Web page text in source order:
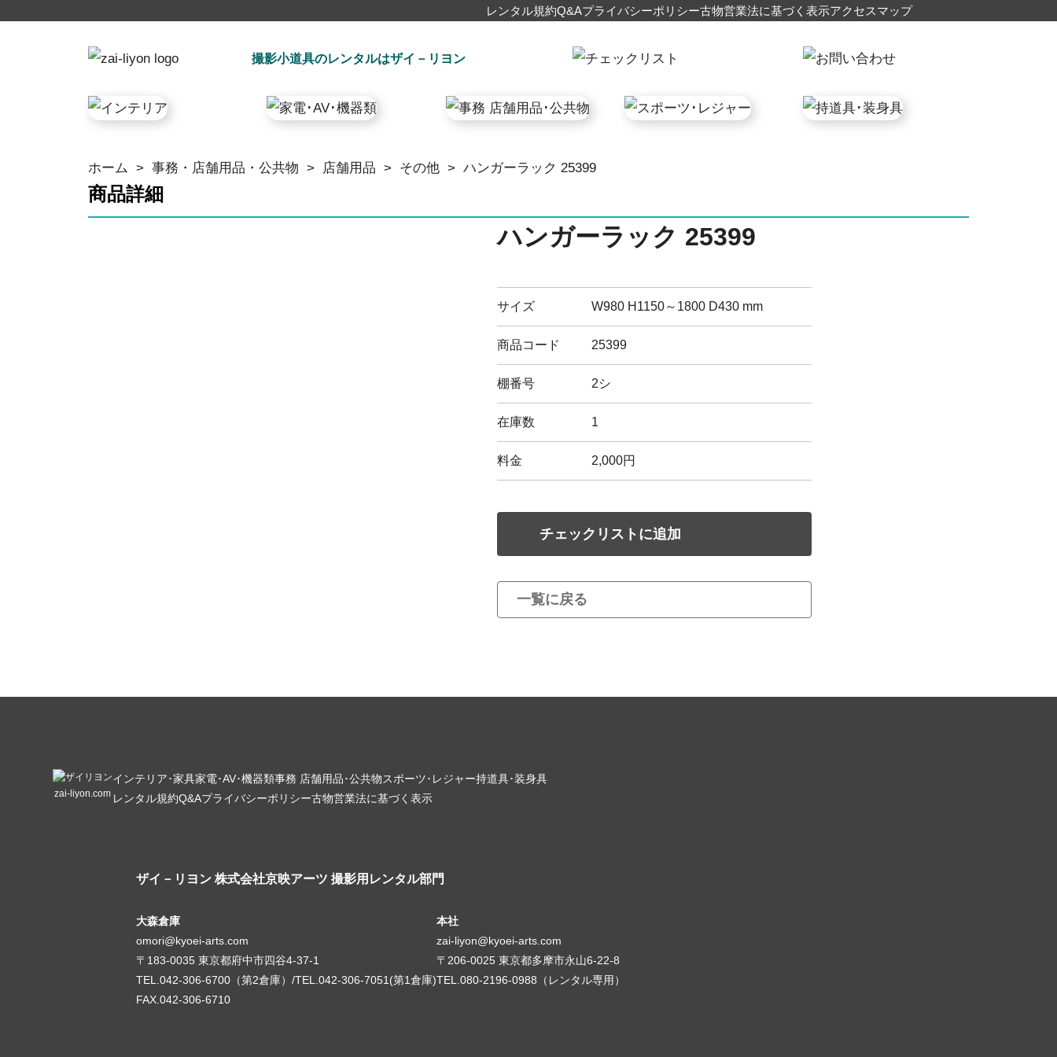
レンタル規約Q&Aプライバシーポリシー古物営業法に基づく表示アクセスマップ
撮影小道具のレンタルはザイ－リヨン
ホーム > 事務・店舗用品・公共物 > 店舗用品 > その他 > ハンガーラック 25399
商品詳細
ハンガーラック 25399
サイズ W980 H1150～1800 D430 mm
商品コード 25399
棚番号 2シ
在庫数 1
料金 2,000円
チェックリストに追加
一覧に戻る
zai-liyon.com
インテリア･家具家電･AV･機器類事務 店舗用品･公共物スポーツ･レジャー持道具･装身具
レンタル規約Q&Aプライバシーポリシー古物営業法に基づく表示
ザイ－リヨン 株式会社京映アーツ 撮影用レンタル部門
大森倉庫
omori@kyoei-arts.com
〒183-0035 東京都府中市四谷4-37-1
TEL.042-306-6700（第2倉庫）/TEL.042-306-7051(第1倉庫)
FAX.042-306-6710
本社
zai-liyon@kyoei-arts.com
〒206-0025 東京都多摩市永山6-22-8
TEL.080-2196-0988（レンタル専用）